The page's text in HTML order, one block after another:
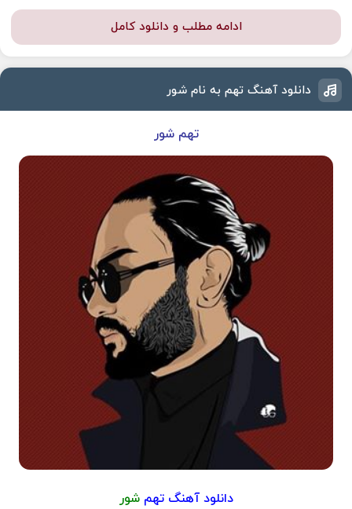
ادامه مطلب و دانلود کامل
دانلود آهنگ تهم به نام شور
تهم شور
دانلود آهنگتهمشور